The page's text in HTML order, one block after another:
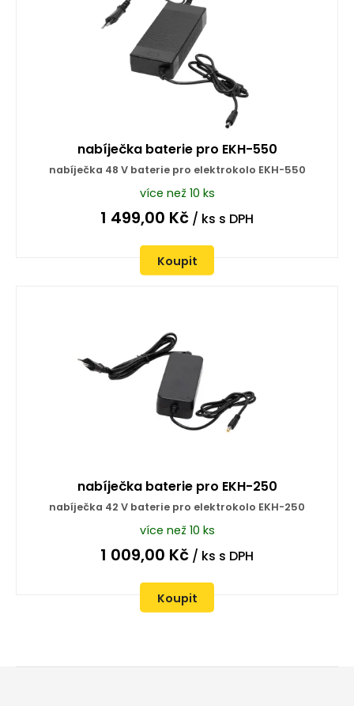
nabíječka baterie pro EKH-550
nabíječka 48 V baterie pro elektrokolo EKH-550
více než 10 ks
1 499,00 Kč / ks s DPH
Koupit
nabíječka baterie pro EKH-250
nabíječka 42 V baterie pro elektrokolo EKH-250
více než 10 ks
1 009,00 Kč / ks s DPH
Koupit